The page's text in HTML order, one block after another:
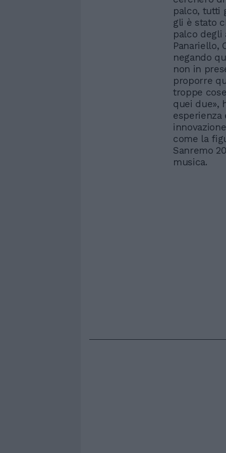
palco, tutti
gli è stato
palco degli
Panariello,
negando
non in
proporre
troppe
quei due»,
esperienza
come la
Sanremo
musica.